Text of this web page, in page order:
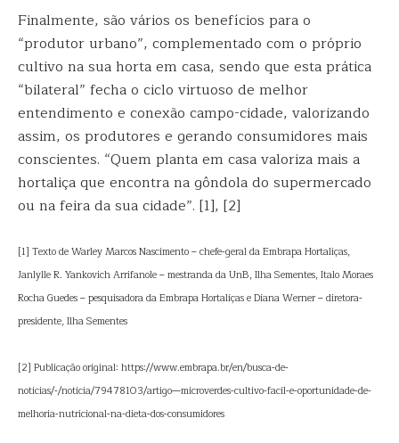
Finalmente, são vários os benefícios para o
“produtor urbano”, complementado com o próprio
cultivo na sua horta em casa, sendo que esta prática
“bilateral” fecha o ciclo virtuoso de melhor
entendimento e conexão campo-cidade, valorizando
assim, os produtores e gerando consumidores mais
conscientes. “Quem planta em casa valoriza mais a
hortaliça que encontra na gôndola do supermercado
ou na feira da sua cidade”. [1], [2]
[1] Texto de Warley Marcos Nascimento – chefe-geral da Embrapa Hortaliças,
Janlylle R. Yankovich Arrifanole – mestranda da UnB, Ilha Sementes, Italo Moraes
Rocha Guedes – pesquisadora da Embrapa Hortaliças e Diana Werner – diretora-
presidente, Ilha Sementes
[2] Publicação original: https://www.embrapa.br/en/busca-de-
noticias/-/noticia/79478103/artigo—microverdes-cultivo-facil-e-oportunidade-de-
melhoria-nutricional-na-dieta-dos-consumidores